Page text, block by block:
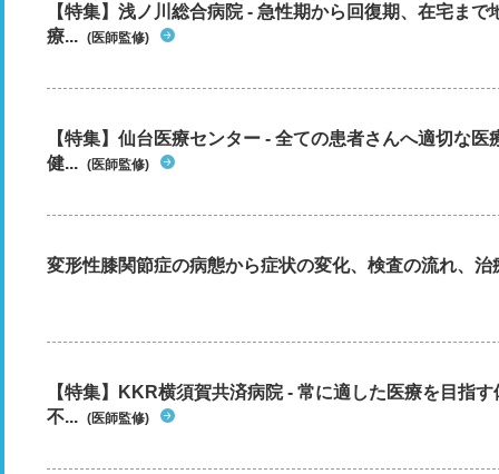
【特集】浅ノ川総合病院 - 急性期から回復期、在宅ま
療... (医師監修)
【特集】仙台医療センター - 全ての患者さんへ適切な
健... (医師監修)
変形性膝関節症の病態から症状の変化、検査の流れ、治
【特集】KKR横須賀共済病院 - 常に適した医療を目指
不... (医師監修)